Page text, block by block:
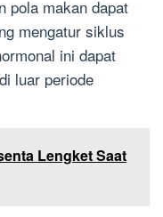
pola makan dapat
mengatur siklus
ini dapat
luar periode
Lengket Saat